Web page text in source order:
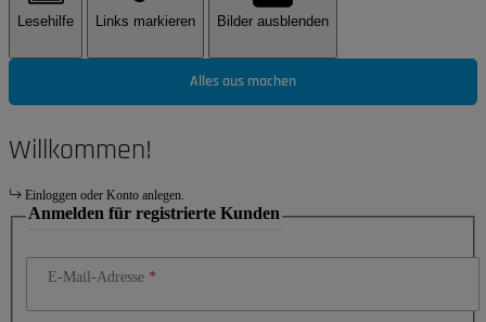
Lesehilfe Links markieren Bilder ausblenden
Alles aus machen
Willkommen!
Einloggen oder Konto anlegen.
Anmelden für registrierte Kunden
E-Mail-Adresse